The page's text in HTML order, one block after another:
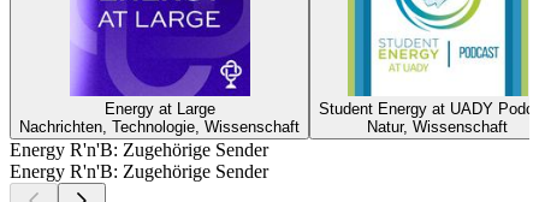
Energy at Large
Nachrichten, Technologie, Wissenschaft
Student Energy at UADY
Natur, Wissenschaft
Energy R'n'B: Zugehörige Sender
Energy R'n'B: Zugehörige Sender